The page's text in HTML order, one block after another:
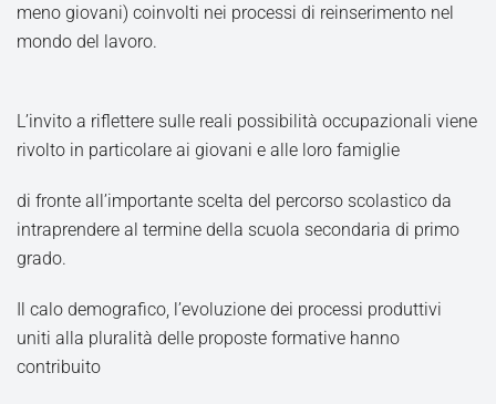
meno giovani) coinvolti nei processi di reinserimento nel
mondo del lavoro.
L’invito a riflettere sulle reali possibilità occupazionali viene
rivolto in particolare ai giovani e alle loro famiglie
di fronte all’importante scelta del percorso scolastico da
intraprendere al termine della scuola secondaria di primo
grado.
Il calo demografico, l’evoluzione dei processi produttivi
uniti alla pluralità delle proposte formative hanno
contribuito